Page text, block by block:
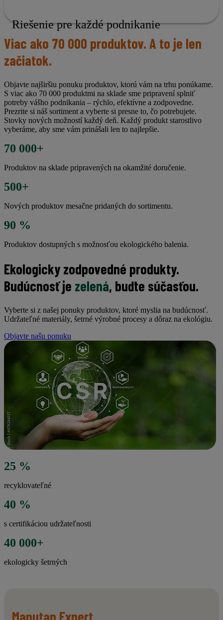
Riešenie pre každé podnikanie
Viac ako 70 000 produktov. A to je len
začiatok.
Objavte najširšiu ponuku produktov, ktorú vám na trhu ponúkame.
S viac ako 70 000 produktmi na sklade sme pripravení splniť
potreby vášho podnikania – rýchlo, efektívne a zodpovedne.
Prezrite si náš sortiment a vyberte si presne to, čo potrebujete.
Stovky nových možností každý deň. Každý produkt starostlivo
vyberáme, aby sme vám prinášali len to najlepšie.
70 000+
Produktov na sklade pripravených na okamžité doručenie.
500+
Nových produktov mesačne pridaných do sortimentu.
90 %
Produktov dostupných s možnosťou ekologického balenia.
Ekologicky zodpovedné produkty.
Budúcnosť je zelená, buďte súčasťou.
Vyberte si z našej ponuky produktov, ktoré myslia na budúcnosť.
Udržateľné materiály, šetrné výrobné procesy a dôraz na ekológiu.
Objavte našu ponuku
25 %
recyklovateľné
40 %
s certifikáciou udržateľnosti
40 000+
ekologicky šetrných
Manutan Expert